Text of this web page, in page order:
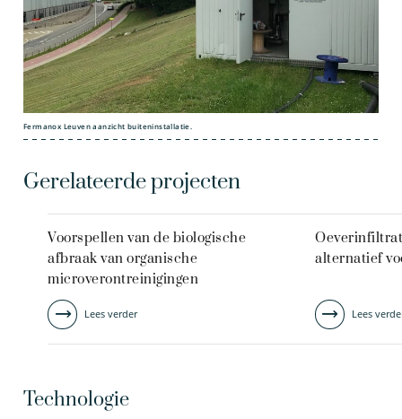
Fermanox Leuven aanzicht buiteninstallatie.
Gerelateerde projecten
Voorspellen van de biologische
afbraak van organische
microverontreinigingen
Lees verder
alternatief
Lees
Technologie